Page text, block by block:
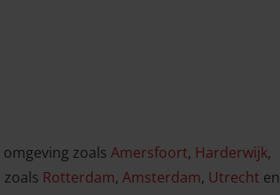
zoals Amersfoort, Harderwijk,
Rotterdam, Amsterdam, Utrecht en